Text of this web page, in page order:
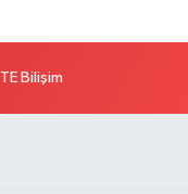
TE Bilişim